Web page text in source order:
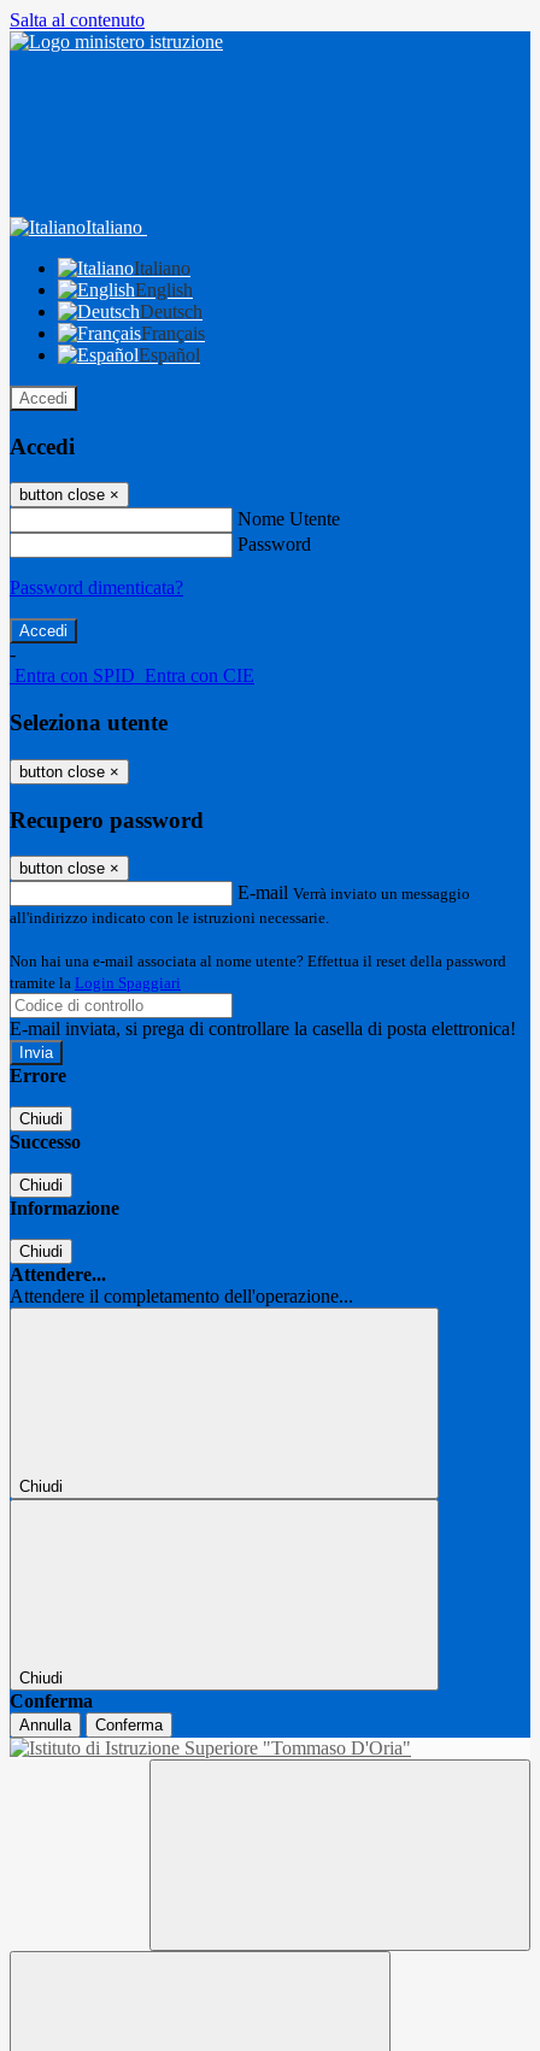
Salta al contenuto
Italiano
Italiano
English
Deutsch
Français
Español
Accedi
Accedi
button close ×
Nome Utente
Password
Password dimenticata?
-
Entra con SPID Entra con CIE
Seleziona utente
button close ×
Recupero password
button close ×
E-mail Verrà inviato un messaggio
all'indirizzo indicato con le istruzioni necessarie.
Non hai una e-mail associata al nome utente? Effettua il reset della password
tramite la Login Spaggiari
E-mail inviata, si prega di controllare la casella di posta elettronica!
Errore
Chiudi
Successo
Chiudi
Informazione
Chiudi
Attendere...
Attendere il completamento dell'operazione...
Chiudi
Chiudi
Conferma
Annulla Conferma